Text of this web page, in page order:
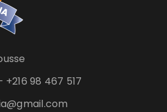
+216 98 467 517